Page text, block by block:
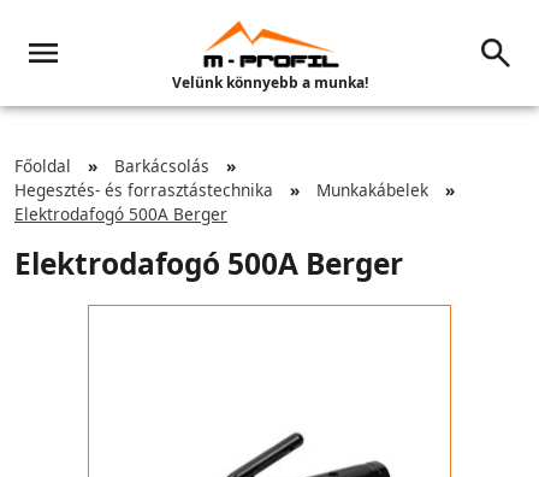
Velünk könnyebb a munka!
Főoldal
Barkácsolás
Hegesztés- és forrasztástechnika
Munkakábelek
Elektrodafogó 500A Berger
Elektrodafogó 500A Berger